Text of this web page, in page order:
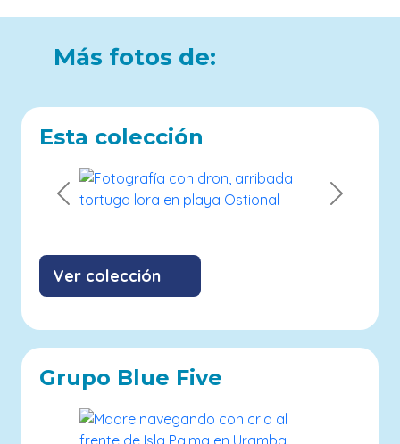
Más fotos de:
Esta colección
Previous Next
Ver colección
Grupo Blue Five